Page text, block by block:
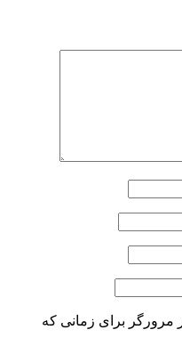
مرورگر برای زمانی که